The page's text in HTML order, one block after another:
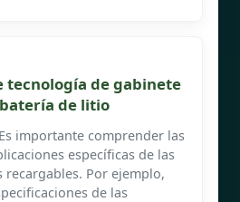
tecnología de gabinete
de litio
importante comprender las
específicas de las
recargables. Por ejemplo,
de las